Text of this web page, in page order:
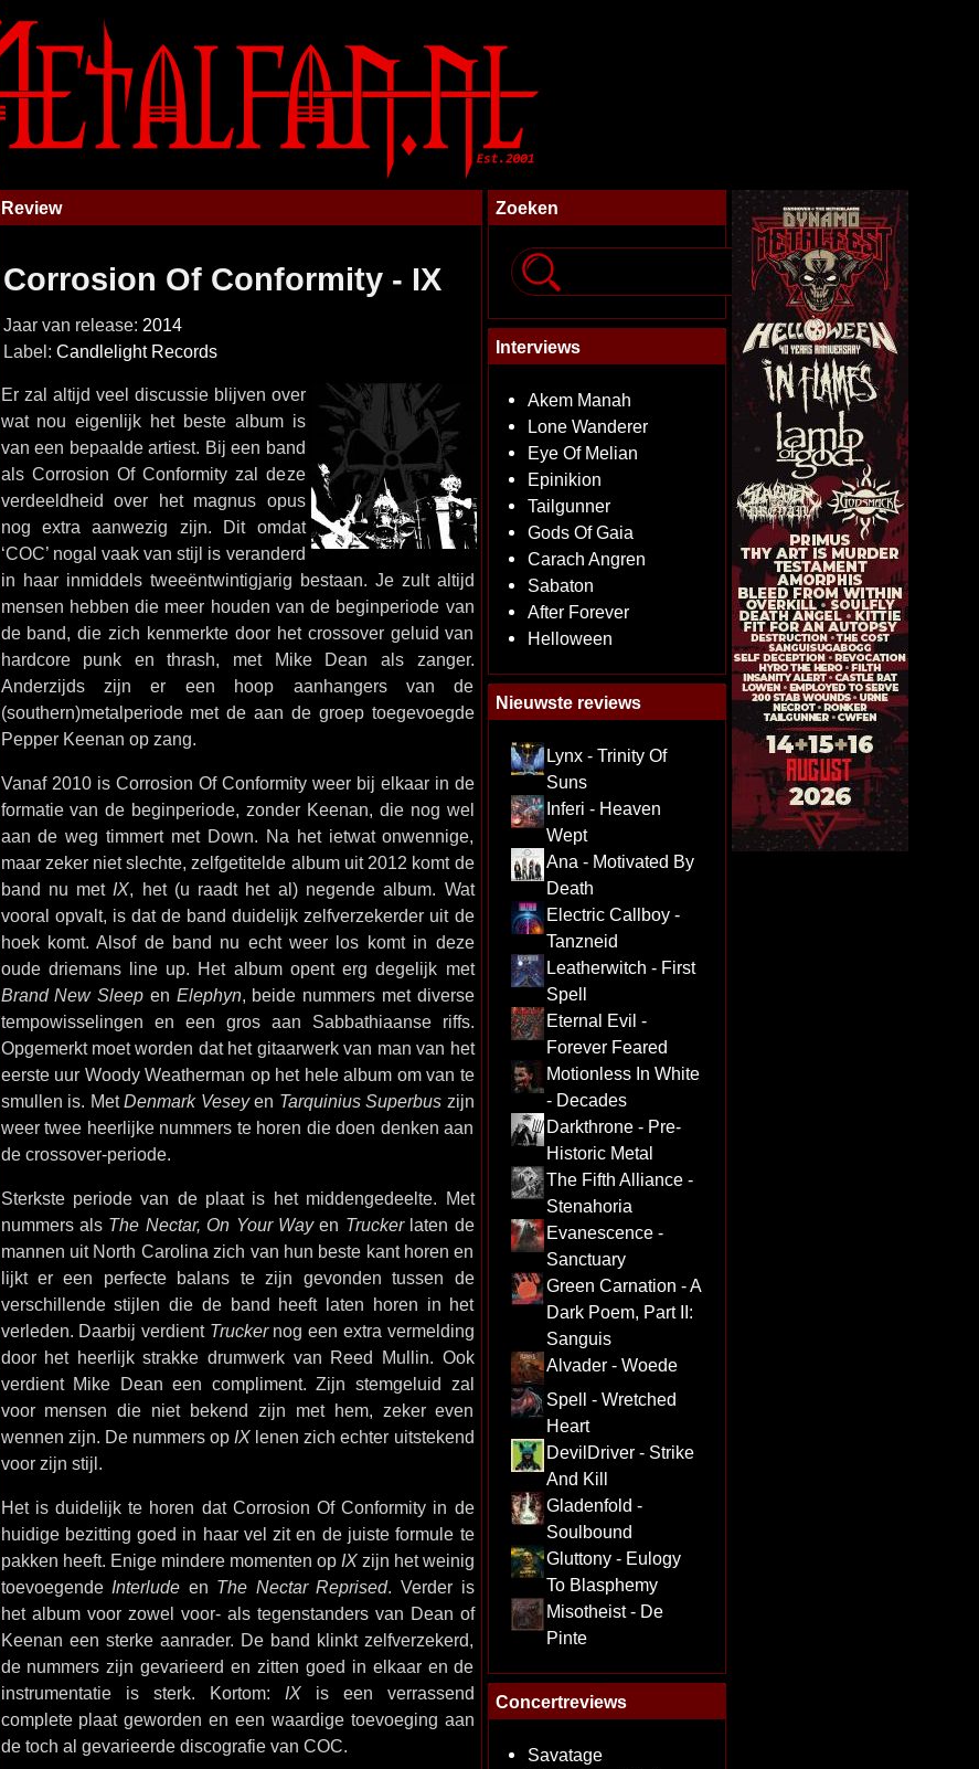
Review
Corrosion Of Conformity - IX
Jaar van release: 2014
Label: Candlelight Records
Er zal altijd veel discussie blijven over
wat nou eigenlijk het beste album is
van een bepaalde artiest. Bij een band
als Corrosion Of Conformity zal deze
verdeeldheid over het magnus opus
nog extra aanwezig zijn. Dit omdat
‘COC’ nogal vaak van stijl is veranderd
in haar inmiddels tweeëntwintigjarig bestaan. Je zult altijd
mensen hebben die meer houden van de beginperiode van
de band, die zich kenmerkte door het crossover geluid van
hardcore punk en thrash, met Mike Dean als zanger.
Anderzijds zijn er een hoop aanhangers van de
(southern)metalperiode met de aan de groep toegevoegde
Pepper Keenan op zang.
Vanaf 2010 is Corrosion Of Conformity weer bij elkaar in de
formatie van de beginperiode, zonder Keenan, die nog wel
aan de weg timmert met Down. Na het ietwat onwennige,
maar zeker niet slechte, zelfgetitelde album uit 2012 komt de
band nu met IX, het (u raadt het al) negende album. Wat
vooral opvalt, is dat de band duidelijk zelfverzekerder uit de
hoek komt. Alsof de band nu echt weer los komt in deze
oude driemans line up. Het album opent erg degelijk met
Brand New Sleep en Elephyn, beide nummers met diverse
tempowisselingen en een gros aan Sabbathiaanse riffs.
Opgemerkt moet worden dat het gitaarwerk van man van het
eerste uur Woody Weatherman op het hele album om van te
smullen is. MetDenmark Veseyen Tarquinius Superbus zijn
weer twee heerlijke nummers te horen die doen denken aan
de crossover-periode.
Sterkste periode van de plaat is het middengedeelte. Met
nummers als The Nectar, On Your Wayen Truckerlaten de
mannen uit North Carolina zich van hun beste kant horen en
lijkt er een perfecte balans te zijn gevonden tussen de
verschillende stijlen die de band heeft laten horen in het
verleden. Daarbij verdient Truckernog een extra vermelding
door het heerlijk strakke drumwerk van Reed Mullin. Ook
verdient Mike Dean een compliment. Zijn stemgeluid zal
voor mensen die niet bekend zijn met hem, zeker even
wennen zijn. De nummers op IX lenen zich echter uitstekend
voor zijn stijl.
Het is duidelijk te horen dat Corrosion Of Conformity in de
huidige bezitting goed in haar vel zit en de juiste formule te
pakken heeft. Enige mindere momenten op IXzijn het weinig
toevoegende Interlude en The Nectar Reprised. Verder is
het album voor zowel voor- als tegenstanders van Dean of
Keenan een sterke aanrader. De band klinkt zelfverzekerd,
de nummers zijn gevarieerd en zitten goed in elkaar en de
instrumentatie is sterk. Kortom: IXis een verrassend
complete plaat geworden en een waardige toevoeging aan
de toch al gevarieerde discografie van COC.
Zoeken
Interviews
Akem Manah
Lone Wanderer
Eye Of Melian
Epinikion
Tailgunner
Gods Of Gaia
Carach Angren
Sabaton
After Forever
Helloween
Nieuwste reviews
Lynx - Trinity Of
Suns
Inferi - Heaven
Wept
Ana - Motivated By
Death
Electric Callboy -
Tanzneid
Leatherwitch - First
Spell
Eternal Evil -
Forever Feared
Motionless In White
- Decades
Darkthrone - Pre-
Historic Metal
The Fifth Alliance -
Stenahoria
Evanescence -
Sanctuary
Green Carnation - A
Dark Poem, Part II:
Sanguis
Alvader - Woede
Spell - Wretched
Heart
DevilDriver - Strike
And Kill
Gladenfold -
Soulbound
Gluttony - Eulogy
To Blasphemy
Misotheist - De
Pinte
Concertreviews
Savatage